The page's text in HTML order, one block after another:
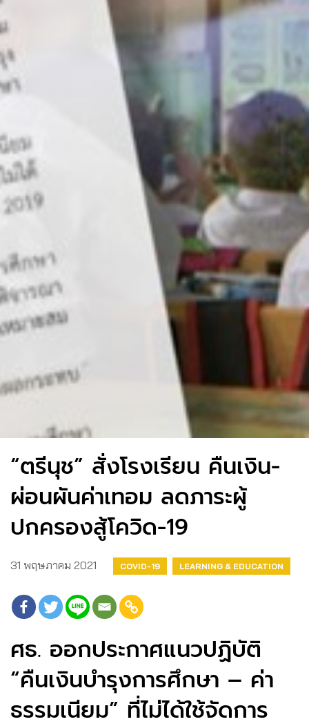
“ตรีนุช” สั่งโรงเรียน คืนเงิน-
ผ่อนผันค่าเทอม ลดภาระผู้
ปกครองสู้โควิด-19
31 พฤษภาคม 2021 COVID-19 LEARNING & EDUCATION
ศธ. ออกประกาศแนวปฏิบัติ
“คืนเงินบำรุงการศึกษา – ค่า
ธรรมเนียม” ที่ไม่ได้ใช้จัดการ